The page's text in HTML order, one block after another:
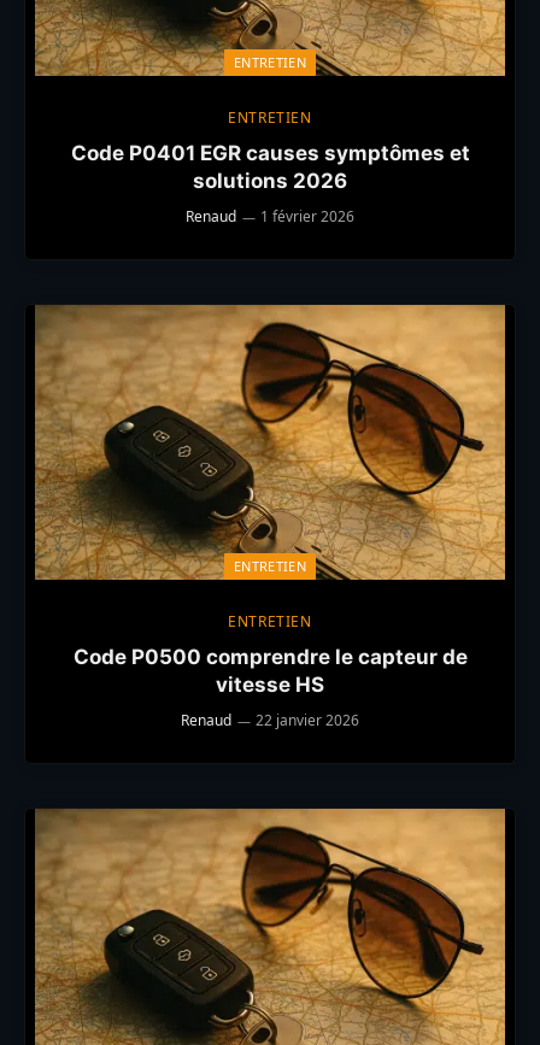
ENTRETIEN
ENTRETIEN
Code P0401 EGR causes symptômes et
solutions 2026
Renaud 1 février 2026
ENTRETIEN
ENTRETIEN
Code P0500 comprendre le capteur de
vitesse HS
Renaud 22 janvier 2026